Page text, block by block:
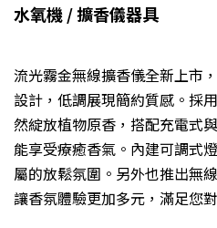
水氧機 / 擴香儀器具
流光霧金無線擴香儀全新上市
設計，低調展現簡約質感。採
然綻放植物原香，搭配充電式
能享受療癒香氣。內建可調式
屬的放鬆氛圍。另外也推出無
讓香氛體驗更加多元，滿足您